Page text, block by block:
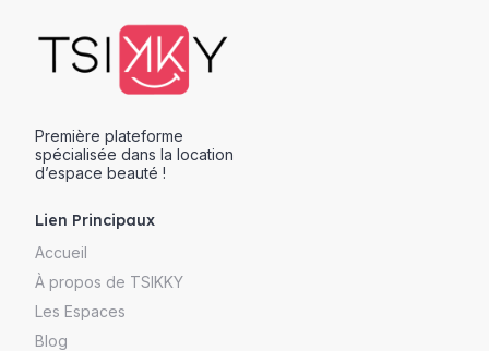
Première plateforme
spécialisée dans la location
d’espace beauté !
Lien Principaux
Accueil
À propos de TSIKKY
Les Espaces
Blog